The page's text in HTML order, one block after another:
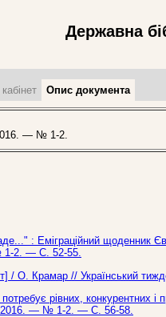
Державна
Опис документа
— № 1-2.
: Еміграційний щоденник
1-2. — С. 52-55.
/ О. Крамар // Український
рівних, конкурентних
2016. — № 1-2. — С. 56-58.